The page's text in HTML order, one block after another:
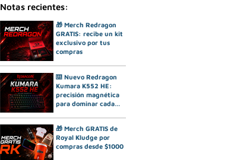
Notas recientes:
🎁 Merch Redragon
GRATIS: recibe un kit
exclusivo por tus
compras
⌨️ Nuevo Redragon
Kumara K552 HE:
precisión magnética
para dominar cada
🎁 Merch GRATIS de
Royal Kludge por
compras desde $1000